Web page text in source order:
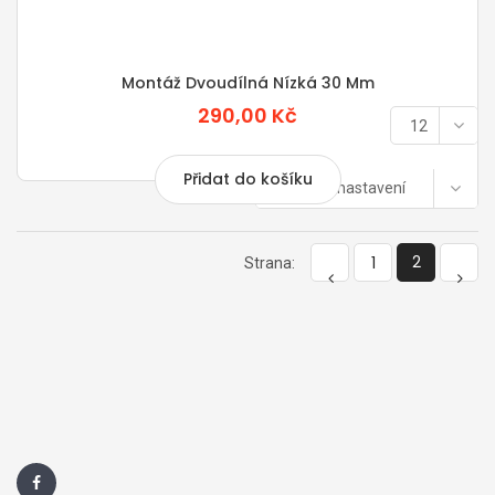
Montáž Dvoudílná Nízká 30 Mm
290,00 Kč
Přidat do košíku
12
Výchozí nastavení
Strana: 1 2